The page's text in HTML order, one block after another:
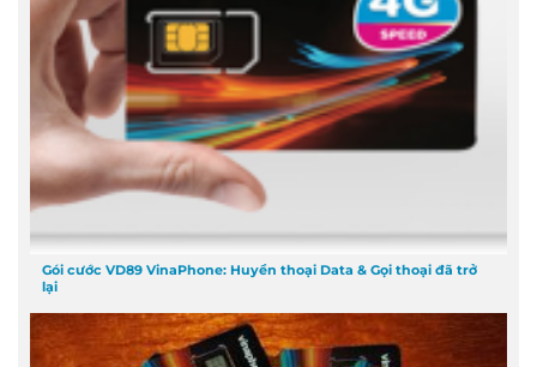
Gói cước VD89 VinaPhone: Huyền thoại Data & Gọi thoại đã trở
lại